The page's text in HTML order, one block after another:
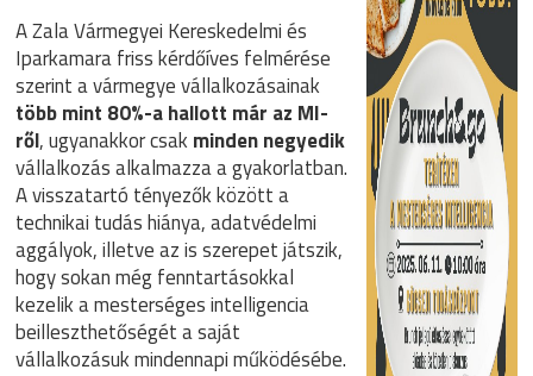
A Zala Vármegyei Kereskedelmi és
Iparkamara friss kérdőíves felmérése
szerint a vármegye vállalkozásainak
több mint 80%-a hallott már az MI-
ről, ugyanakkor csak minden negyedik
vállalkozás alkalmazza a gyakorlatban.
A visszatartó tényezők között a
technikai tudás hiánya, adatvédelmi
aggályok, illetve az is szerepet játszik,
hogy sokan még fenntartásokkal
kezelik a mesterséges intelligencia
beilleszthetőségét a saját
vállalkozásuk mindennapi működésébe.